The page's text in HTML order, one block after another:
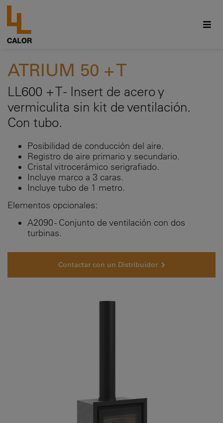
ATRIUM 50 + T
LL600 + T - Insert de acero y
vermiculita sin kit de ventilación.
Con tubo.
Posibilidad de conducción del aire.
Registro de aire primario y secundario.
Cristal vitrocerámico serigrafiado.
Incluye marco a 3 caras.
Incluye tubo de 1 metro.
Elementos opcionales:
A2090 - Conjunto de ventilación con dos
turbinas.
Contactar con un Distribuidor